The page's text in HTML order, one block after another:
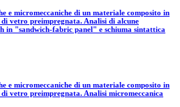
e micromeccaniche di un materiale composito in
vetro preimpregnata. Analisi di alcune
in "sandwich-fabric panel" e schiuma sintattica
e micromeccaniche di un materiale composito in
vetro preimpregnata. Analisi micromeccanica